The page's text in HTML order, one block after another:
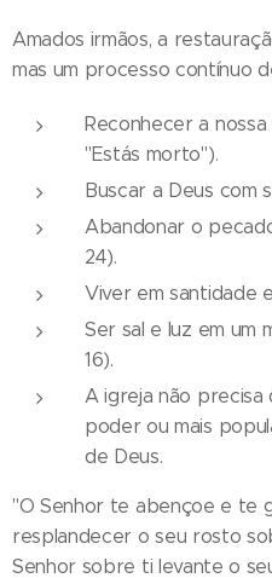
Amados irmãos, a
mas um processo contínuo
Reconhecer a
"Estás morto").
Buscar a Deus com
Abandonar o
24).
Viver em santidade
Ser sal e luz em um
16).
A igreja não precisa
poder ou mais
de Deus.
"O Senhor te abençoe e te
resplandecer o seu rosto
Senhor sobre ti levante o